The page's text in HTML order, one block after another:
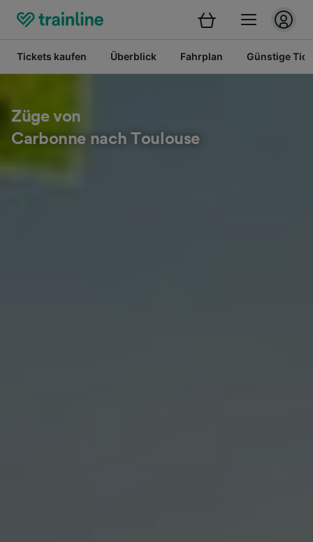
Tickets kaufen Überblick Fahrplan Günstige
Züge von
Carbonne nach Toulouse